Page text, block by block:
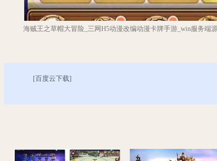
海贼王之草帽大冒险_三网H5动漫改编动漫卡牌手游_win服务端
[ 百度云下载]